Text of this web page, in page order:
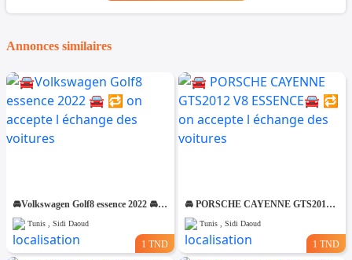
Annonces similaires
🚘Volkswagen Golf8 essence 2022 🚘 🔁 on accepte l échange des voitures
Tunis , Sidi Daoud
1 TND
🚘 PORSCHE CAYENNE GTS2012 V8 ESSENCE🚘 🔁 on accepte l échange des voitures
Tunis , Sidi Daoud
1 TND